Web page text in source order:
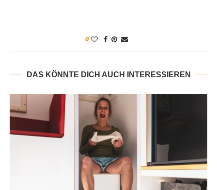
0
DAS KÖNNTE DICH AUCH INTERESSIEREN